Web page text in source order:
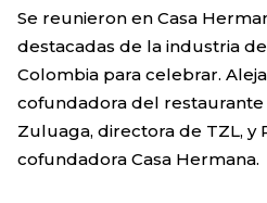
Se reunieron en Casa
destacadas de la industria
Colombia para celebrar.
cofundadora del restaurante
Zuluaga, directora de TZL, y
cofundadora Casa Hermana.